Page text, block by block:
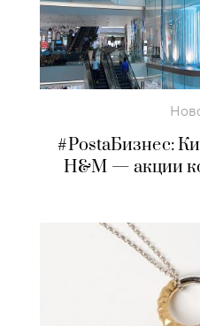
#PostaБизнес:
H&M — акции